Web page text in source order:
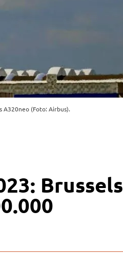
A320neo (Foto: Airbus).
Brussels